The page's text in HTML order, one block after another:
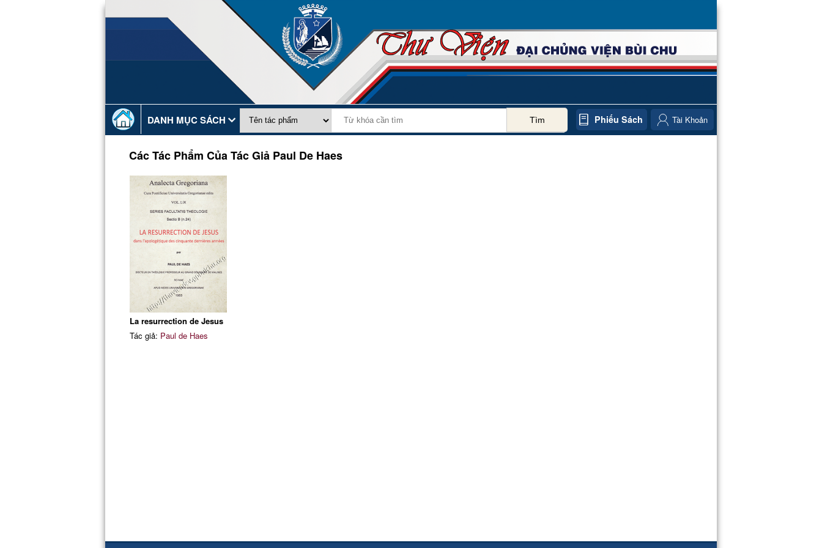
DANH MỤC SÁCH Tìm Phiếu Sách Tài Khoản
Các Tác Phẩm Của Tác Giả Paul De Haes
La resurrection de Jesus
Tác giả: Paul de Haes